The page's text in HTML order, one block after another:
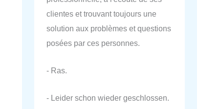
clientes et trouvant toujours une
solution aux problèmes et questions
posées par ces personnes.
- Ras.
- Leider schon wieder geschlossen.